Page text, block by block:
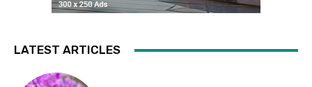
LATEST ARTICLES